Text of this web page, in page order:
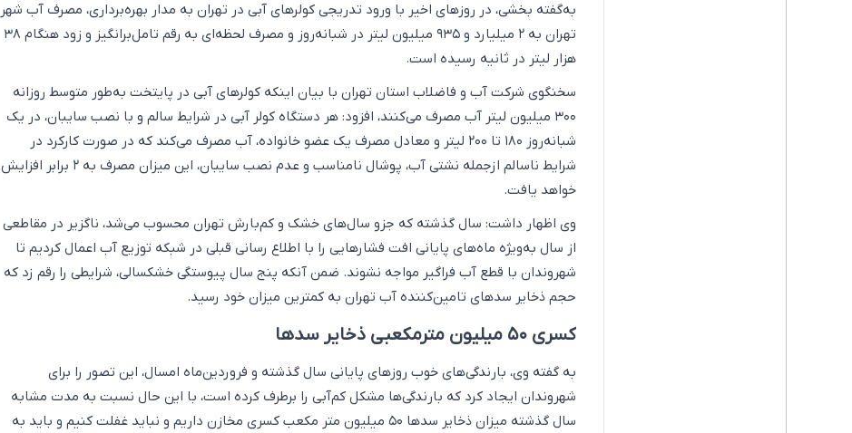
به‌گفته بخشی، در روزهای اخیر با ورود تدریجی کولرهای آبی در تهران به مدار بهره‌برداری، مصرف آب شهر
تهران به ۲ میلیارد و ۹۳۵ میلیون لیتر در شبانه‌روز و مصرف لحظه‌ای به رقم تامل‌برانگیز و زود هنگام ۳۸
هزار لیتر در ثانیه رسیده است.
سخنگوی شرکت آب و فاضلاب استان تهران با بیان اینکه کولرهای آبی در پایتخت به‌طور متوسط روزانه
۳۰۰ ‌میلیون لیتر آب مصرف می‌کنند، افزود: هر دستگاه کولر آبی در شرایط سالم و با نصب سایبان، در یک
شبانه‌روز ۱۸۰ تا ۲۰۰ لیتر و معادل مصرف یک عضو خانواده، آب مصرف می‌کند که در صورت کارکرد در
شرایط ناسالم ازجمله نشتی آب، پوشال نامناسب و عدم نصب سایبان، این میزان مصرف به ۲ برابر افزایش
خواهد یافت.
وی اظهار داشت: سال گذشته که جزو سال‌های خشک و کم‌بارش تهران محسوب می‌شد، ناگزیر در مقاطعی
از سال به‌ویژه ماه‌های پایانی افت فشارهایی را با اطلاع رسانی قبلی در شبکه توزیع آب اعمال کردیم تا
شهروندان با قطع آب فراگیر مواجه نشوند. ضمن آنکه پنج سال پیوستگی خشکسالی، شرایطی را رقم زد که
حجم ذخایر سدهای تامین‌کننده آب تهران به کمترین میزان خود رسید.
کسری ۵۰ میلیون مترمکعبی ذخایر سدها
به گفته وی، بارندگی‌های خوب روزهای پایانی سال گذشته و فروردین‌ماه امسال، این تصور را برای
شهروندان ایجاد کرد که بارندگی‌ها مشکل کم‌آبی را برطرف کرده است، با این حال نسبت به مدت مشابه
سال گذشته میزان ذخایر سدها ۵۰ میلیون متر مکعب کسری مخازن داریم و نباید غفلت کنیم و باید به